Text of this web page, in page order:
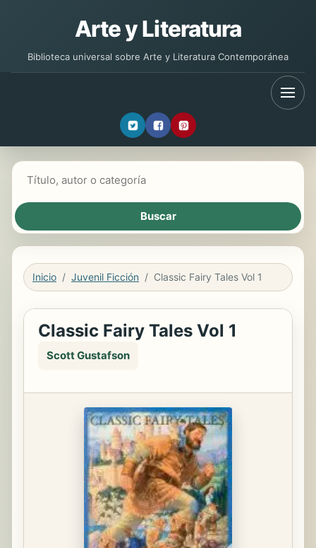
Arte y Literatura
Biblioteca universal sobre Arte y Literatura Contemporánea
Inicio Juvenil Ficción Classic Fairy Tales Vol 1
Classic Fairy Tales Vol 1
Scott Gustafson